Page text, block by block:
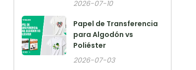
2026-07-10
Papel de Transferencia
para Algodón vs
Poliéster
2026-07-03